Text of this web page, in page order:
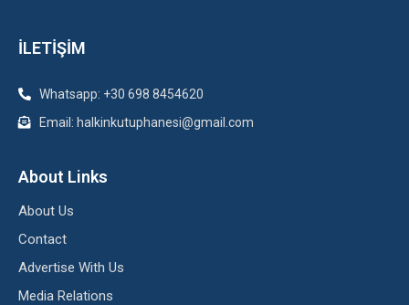
İLETİŞİM
Whatsapp: +30 698 8454620
Email: halkinkutuphanesi@gmail.com
About Links
About Us
Contact
Advertise With Us
Media Relations